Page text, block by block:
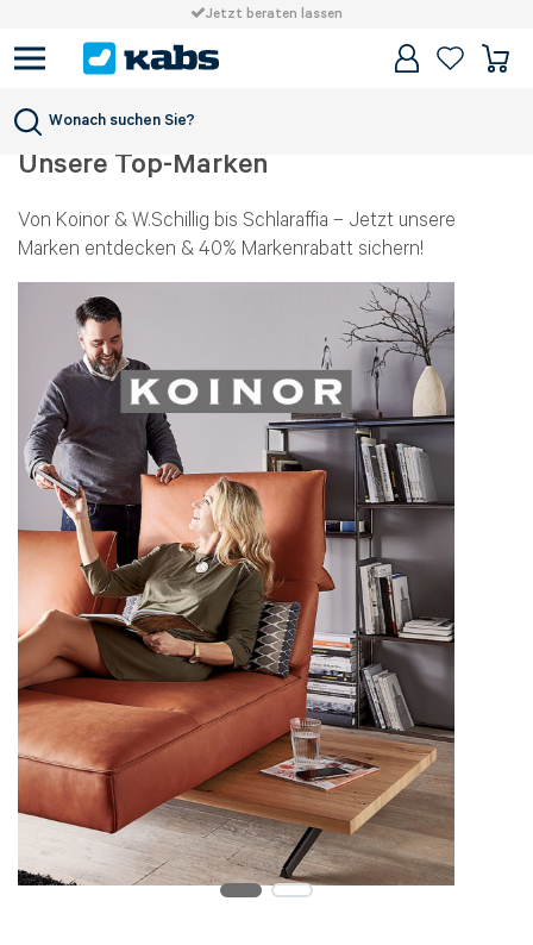
Jetzt beraten lassen
Unsere Top-Marken
Von Koinor & W.Schillig bis Schlaraffia – Jetzt unsere
Marken entdecken & 40% Markenrabatt sichern!